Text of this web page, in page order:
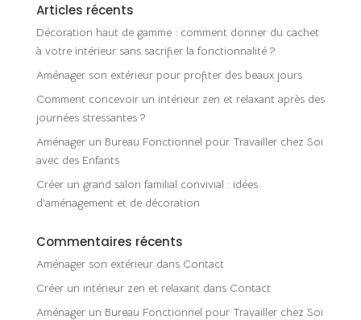
Articles récents
Décoration haut de gamme : comment donner du cachet
à votre intérieur sans sacrifier la fonctionnalité ?
Aménager son extérieur pour profiter des beaux jours
Comment concevoir un intérieur zen et relaxant après des
journées stressantes ?
Aménager un Bureau Fonctionnel pour Travailler chez Soi
avec des Enfants
Créer un grand salon familial convivial : idées
d’aménagement et de décoration
Commentaires récents
Aménager son extérieurdans Contact
Créer un intérieur zen et relaxant dans Contact
Aménager un Bureau Fonctionnel pour Travailler chez Soi